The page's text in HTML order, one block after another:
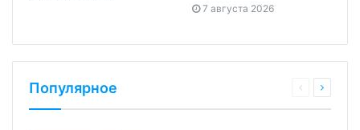
7 августа 2026
Популярное